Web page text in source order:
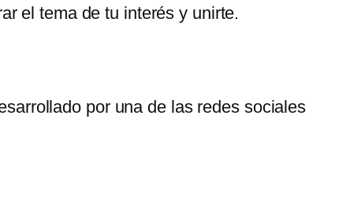
el tema de tu interés y unirte.
por una de las redes sociales